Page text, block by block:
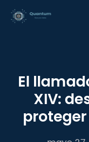
contenido
El
XIV: